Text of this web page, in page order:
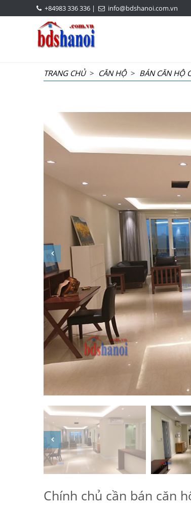
+84983 336 336 | info@bdshanoi.com.vn
TRANG CHỦ> CĂN HỘ> BÁN CĂN HỘ
Chính chủ cần bán căn